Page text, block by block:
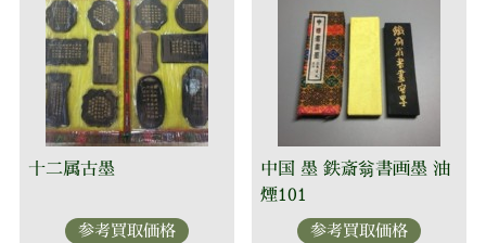
十二属古墨
参考買取価格
中国 墨 鉄斎翁書画墨 油
煙101
参考買取価格